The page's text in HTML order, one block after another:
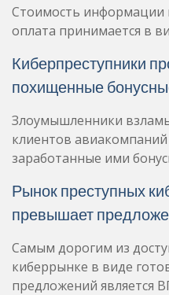
Стоимость информации
оплата принимается в
Киберпреступники
похищенные
Злоумышленники
клиентов
заработанные ими
Рынок преступных
превышает
Самым дорогим из
киберрынке в виде
предложений является